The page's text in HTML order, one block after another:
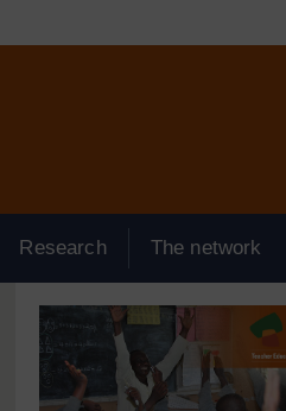
Research The network